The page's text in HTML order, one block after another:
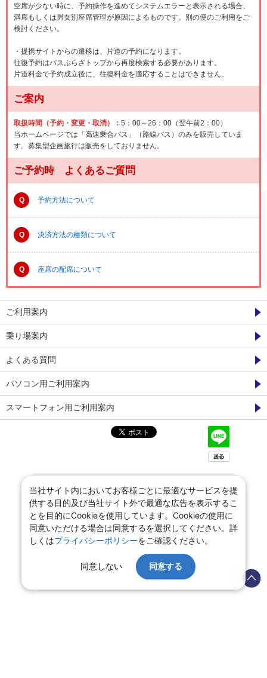
空席が少ない時に、予約操作を進めてシステムエラーと表示される場合、
満席もしくは男女別座席管理が原因によるものです。別の便のご利用をご
検討ください。
・提携サイトからの遷移は、片道の予約になります。
往復予約はバスぷらざトップから再度検索する必要があります。
片道料金で予約成立後に、往復料金を適応することはできません。
ご案内
取扱時間（予約・変更・取消）： 5：00～26：00（翌午前2：00）
当ホームページでは「高速乗合バス」（路線バス）のみを販売していま
す。募集型企画旅行は販売をしておりません。
ご予約時 よくあるご質問
Q 予約方法について
Q 決済方法の種類について
Q 座席の配席について
ご利用案内
乗り場案内
よくある質問
パソコン用ご利用案内
スマートフォン用ご利用案内
当社サイト内においてお客様ごとに最適なサービスを提
供する目的及び当社サイト外で最適な広告を表示するこ
とを目的にCookieを使用しています。Cookieの使用に
同意いただける場合は同意するを選択してください。詳
しくはプライバシーポリシーをご確認ください。
同意しない 同意する